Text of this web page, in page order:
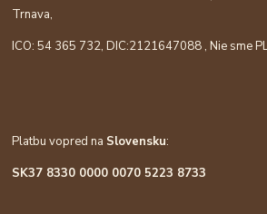
Trnava,
ICO: 54 365 732, DIC:2121647088 , Nie sme
Platbu vopred na Slovensku:
SK37 8330 0000 0070